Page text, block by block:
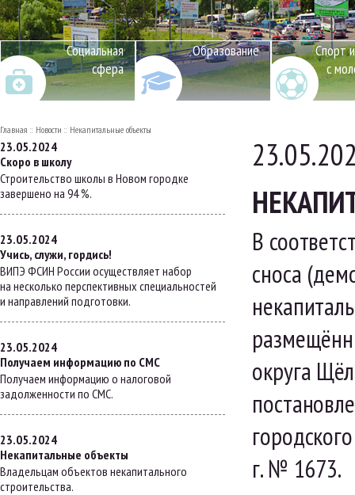
Социальная
сфера
Образование
Спорт
с
Главная Новости Некапитальные объекты
23.05.2024
Скоро в школу
Строительство школы в Новом городке
завершено на 94 %.
23.05.2024
Учись, служи, гордись!
ВИПЭ ФСИН России осуществляет набор
на несколько перспективных специальностей
и направлений подготовки.
23.05.2024
Получаем информацию по СМС
Получаем информацию о налоговой
задолженности по СМС.
23.05.2024
Некапитальные объекты
Владельцам объектов некапитального
строительства.
В
сноса
округа
г. № 1673.